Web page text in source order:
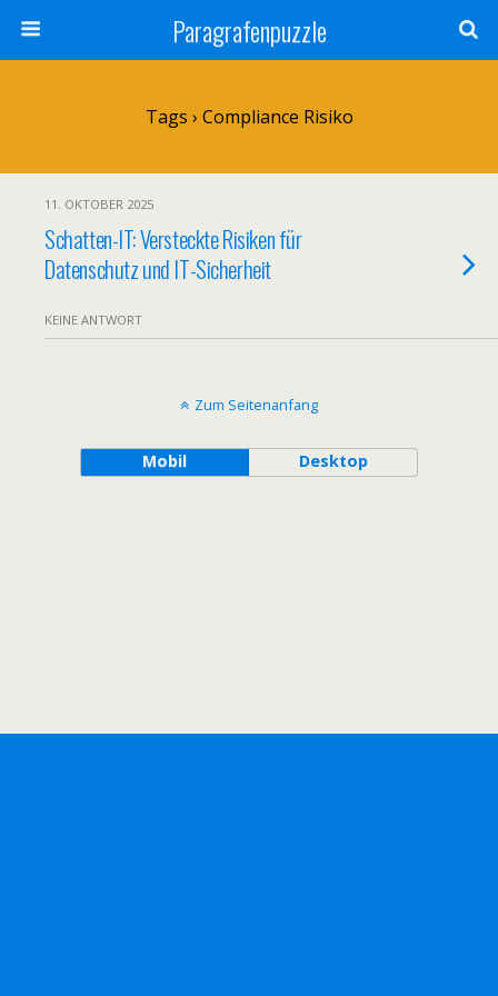
Paragrafenpuzzle
Tags › Compliance Risiko
11. OKTOBER 2025
Schatten-IT: Versteckte Risiken für
Datenschutz und IT-Sicherheit
KEINE ANTWORT
Zum Seitenanfang
Mobil Desktop